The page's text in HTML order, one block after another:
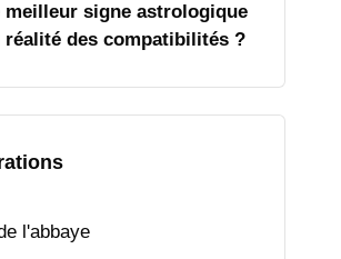
meilleur signe astrologique
réalité des compatibilités ?
l'abbaye